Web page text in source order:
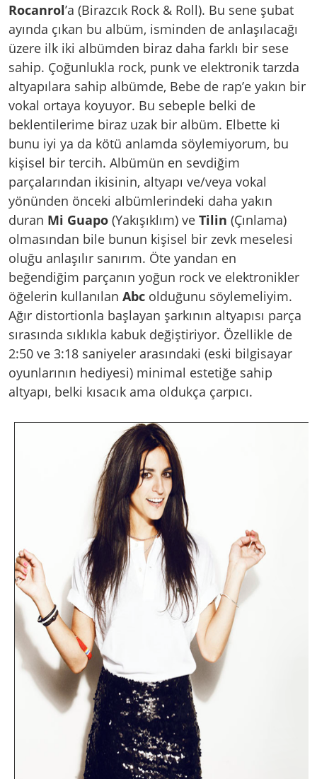
Rocanrol’a (Birazcık Rock & Roll). Bu sene şubat
ayında çıkan bu albüm, isminden de anlaşılacağı
üzere ilk iki albümden biraz daha farklı bir sese
sahip. Çoğunlukla rock, punk ve elektronik tarzda
altyapılara sahip albümde, Bebe de rap’e yakın bir
vokal ortaya koyuyor. Bu sebeple belki de
beklentilerime biraz uzak bir albüm. Elbette ki
bunu iyi ya da kötü anlamda söylemiyorum, bu
kişisel bir tercih. Albümün en sevdiğim
parçalarından ikisinin, altyapı ve/veya vokal
yönünden önceki albümlerindeki daha yakın
duran Mi Guapo (Yakışıklım) ve Tilin (Çınlama)
olmasından bile bunun kişisel bir zevk meselesi
oluğu anlaşılır sanırım. Öte yandan en
beğendiğim parçanın yoğun rock ve elektronikler
öğelerin kullanılan Abc olduğunu söylemeliyim.
Ağır distortionla başlayan şarkının altyapısı parça
sırasında sıklıkla kabuk değiştiriyor. Özellikle de
2:50 ve 3:18 saniyeler arasındaki (eski bilgisayar
oyunlarının hediyesi) minimal estetiğe sahip
altyapı, belki kısacık ama oldukça çarpıcı.